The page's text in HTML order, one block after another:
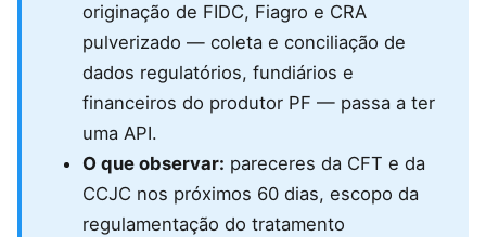
originação de FIDC, Fiagro e CRA
pulverizado — coleta e conciliação de
dados regulatórios, fundiários e
financeiros do produtor PF — passa a ter
uma API.
O que observar: pareceres da CFT e da
CCJC nos próximos 60 dias, escopo da
regulamentação do tratamento